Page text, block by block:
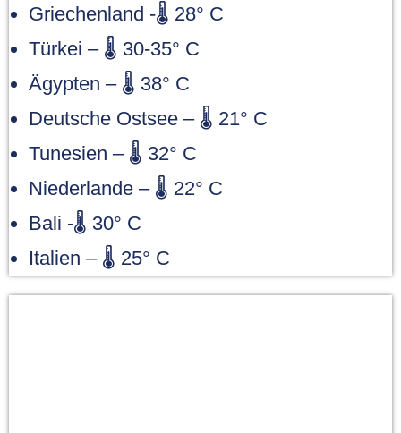
Griechenland -🌡 28° C
Türkei – 🌡 30-35° C
Ägypten – 🌡 38° C
Deutsche Ostsee – 🌡 21° C
Tunesien – 🌡 32° C
Niederlande – 🌡 22° C
Bali -🌡 30° C
Italien – 🌡 25° C